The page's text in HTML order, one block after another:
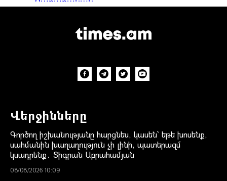
Վերջինները
Գործող իշխանությանը հարցնես, կասեն՝ եթե խոսենք,
սահմանին խաղաղություն չի լինի, պատերազմ
կսադրենք․ Տիգրան Աբրահամյան
08/08/2026 10:09